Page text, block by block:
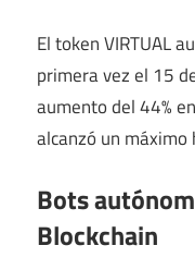
El token VIRTUAL
primera vez el 15
aumento del 44%
alcanzó un
Bots
Blockchain